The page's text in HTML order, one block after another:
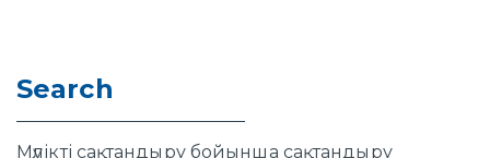
Search
Мүлікті сақтандыру бойынша сақтандыру